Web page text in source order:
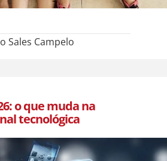
Sales Campelo
o que muda na
tecnológica